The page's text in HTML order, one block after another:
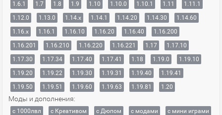
1.6.1
1.7 1.8 1.9 1.10 1.10.0 1.10.1 1.11
1.11.1
1.12.0
1.13.0 1.14.x 1.14.1 1.14.20 1.14.30
1.14.60
1.16.x
1.16.1 1.16.10 1.16.20 1.16.40
1.16.200
1.16.201
1.16.210 1.16.220 1.16.221 1.17
1.17.10
1.17.30
1.17.34 1.17.40 1.17.41 1.18 1.19.0
1.19.10
1.19.20
1.19.22 1.19.30 1.19.31 1.19.40
1.19.41
1.19.50
1.19.51 1.19.60 1.19.63 1.19.81 1.20
Моды и дополнения:
с 1000лвл c Креативом с Дюпом с модами
с мини играми